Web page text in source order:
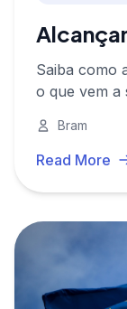
Saiba como
o que vem a
Bram
Read More